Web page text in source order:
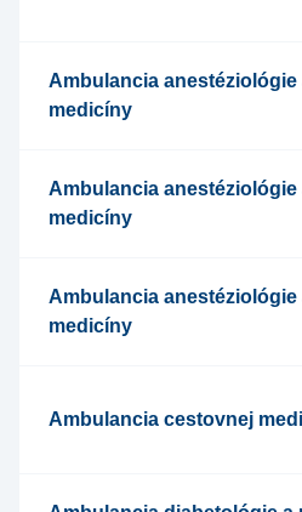
Ambulancia anestéziológie
medicíny
Ambulancia anestéziológie
medicíny
Ambulancia anestéziológie
medicíny
Ambulancia cestovnej